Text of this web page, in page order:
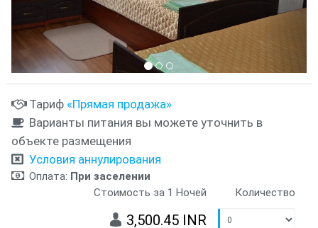
Тариф «Прямая продажа»
Варианты питания вы можете уточнить в
объекте размещения
Условия аннулирования
Оплата: При заселении
Стоимость за 1 Ночей
Количество
3,500.45 INR